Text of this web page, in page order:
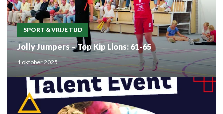
SPORT & VRIJE TIJD
Jolly Jumpers – Top Kip Lions: 61-65
1 oktober 2025